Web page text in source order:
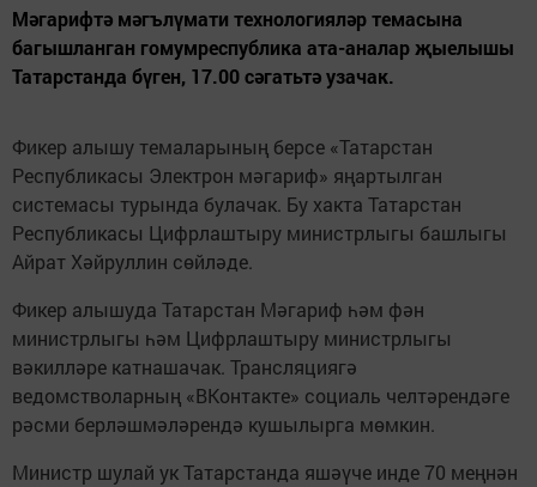
Мәгарифтә мәгълүмати технологияләр темасына
багышланган гомумреспублика ата-аналар җыелышы
Татарстанда бүген, 17.00 сәгатьтә узачак.
Фикер алышу темаларының берсе «Татарстан
Республикасы Электрон мәгариф» яңартылган
системасы турында булачак. Бу хакта Татарстан
Республикасы Цифрлаштыру министрлыгы башлыгы
Айрат Хәйруллин сөйләде.
Фикер алышуда Татарстан Мәгариф һәм фән
министрлыгы һәм Цифрлаштыру министрлыгы
вәкилләре катнашачак. Трансляциягә
ведомстволарның «ВКонтакте» социаль челтәрендәге
рәсми берләшмәләрендә кушылырга мөмкин.
Министр шулай ук Татарстанда яшәүче инде 70 меңнән